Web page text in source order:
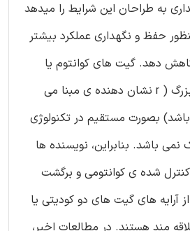
به طراحان این شرایط را میدهد
حفظ و نگهداری عملکرد بیشتر
دهد. گیت های کوانتوم یا
برگشت پذیر r مقداری بزرگ ( r نشان دهنده ی مبنا می
بیشتر از 2 می باشد) بصورت مستقیم در تکنولوژی
نمی باشد. بنابراین، نویسنده ها
شده ی کوانتومی و برگشت
آرایه های گیت های دو کودیتی یا